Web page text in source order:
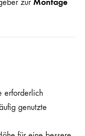
zur
erforderlich
genutzte